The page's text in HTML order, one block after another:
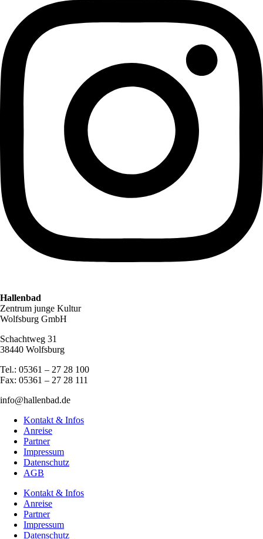
Hallenbad
Zentrum junge Kultur
Wolfsburg GmbH
Schachtweg 31
38440 Wolfsburg
Tel.: 05361 – 27 28 100
Fax: 05361 – 27 28 111
info@hallenbad.de
Kontakt & Infos
Anreise
Partner
Impressum
Datenschutz
AGB
Kontakt & Infos
Anreise
Partner
Impressum
Datenschutz